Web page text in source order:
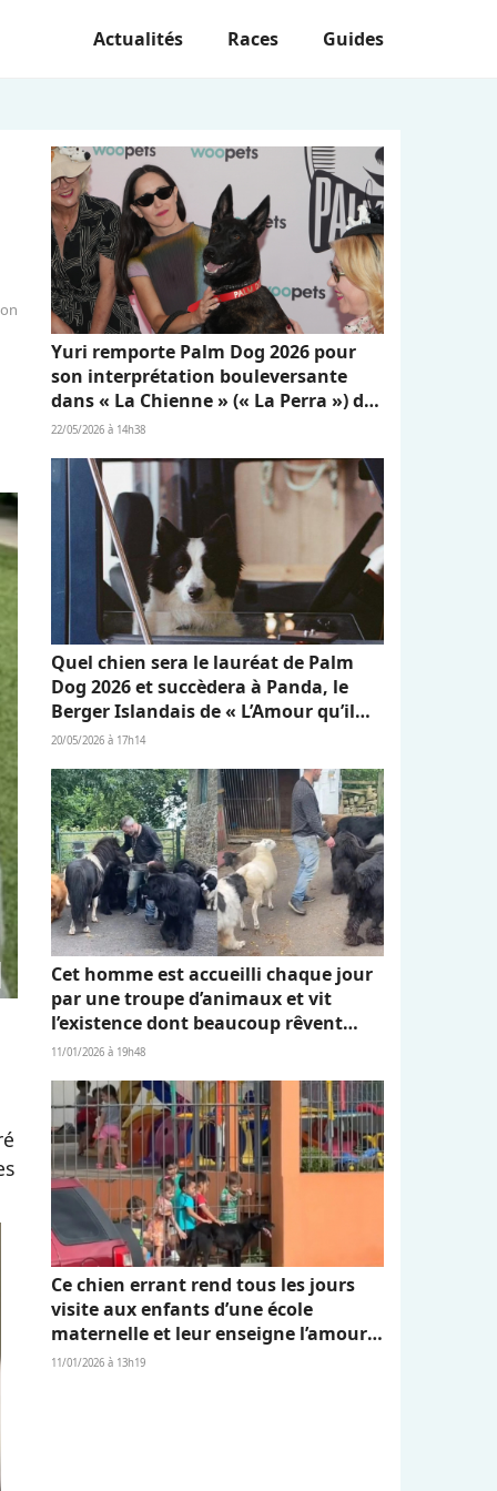
Actualités Races Guides
Yuri remporte Palm Dog 2026 pour
son interprétation bouleversante
dans « La Chienne » (« La Perra ») de
Dominga Sotomayor
22/05/2026 à 14h38
Quel chien sera le lauréat de Palm
Dog 2026 et succèdera à Panda, le
Berger Islandais de « L’Amour qu’il
nous reste » ?
20/05/2026 à 17h14
Cet homme est accueilli chaque jour
par une troupe d’animaux et vit
l’existence dont beaucoup rêvent
(vidéo)
11/01/2026 à 19h48
Ce chien errant rend tous les jours
visite aux enfants d’une école
maternelle et leur enseigne l’amour
et l’empathie (vidéo)
11/01/2026 à 13h19